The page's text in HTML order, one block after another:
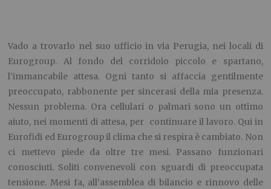
Vado a trovarlo nel suo ufficio in via Perugia, nei locali di
Eurogroup. Al fondo del corridoio piccolo e spartano,
l’immancabile attesa. Ogni tanto si affaccia gentilmente
preoccupato, rabbonente per sincerasi della mia presenza.
Nessun problema. Ora cellulari o palmari sono un ottimo
aiuto, nei momenti di attesa, per continuare il lavoro. Qui in
Eurofidi ed Eurogroup il clima che si respira è cambiato. Non
ci mettevo piede da oltre tre mesi. Passano funzionari
conosciuti. Soliti convenevoli con sguardi di preoccupata
tensione. Mesi fa, all’assemblea di bilancio e rinnovo delle